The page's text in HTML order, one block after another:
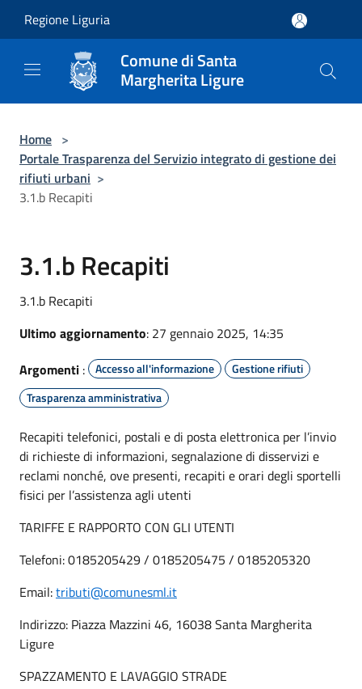
Regione Liguria
Comune di Santa
Margherita Ligure
Home >
Portale Trasparenza del Servizio integrato di gestione dei
rifiuti urbani >
3.1.b Recapiti
3.1.b Recapiti
3.1.b Recapiti
Ultimo aggiornamento: 27 gennaio 2025, 14:35
Argomenti : Accesso all'informazione
Gestione rifiuti
Trasparenza amministrativa
Recapiti telefonici, postali e di posta elettronica per l’invio
di richieste di informazioni, segnalazione di disservizi e
reclami nonché, ove presenti, recapiti e orari degli sportelli
fisici per l’assistenza agli utenti
TARIFFE E RAPPORTO CON GLI UTENTI
Telefoni: 0185205429 / 0185205475 / 0185205320
Email:tributi@comunesml.it
Indirizzo: Piazza Mazzini 46, 16038 Santa Margherita
Ligure
SPAZZAMENTO E LAVAGGIO STRADE